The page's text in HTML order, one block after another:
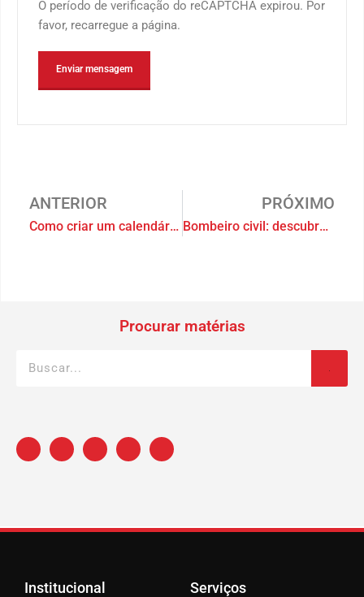
O período de verificação do reCAPTCHA expirou. Por
favor, recarregue a página.
ANTERIOR
Como criar um calendário de manutenção em seu condomínio
PRÓXIMO
Bombeiro civil: descubra quando ele é indispensável
Procurar matérias
Institucional Serviços